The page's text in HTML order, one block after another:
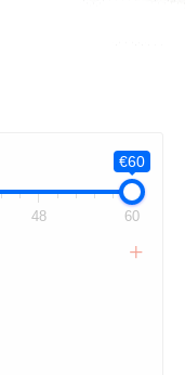
€60
48 60
+